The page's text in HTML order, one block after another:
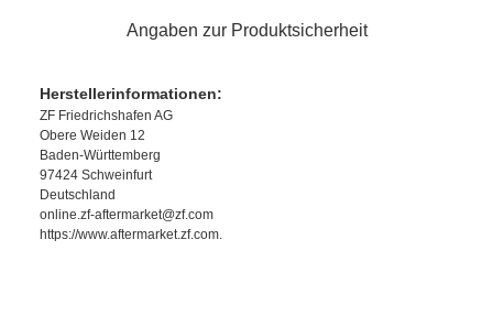
Angaben zur Produktsicherheit
Herstellerinformationen:
ZF Friedrichshafen AG
Obere Weiden 12
Baden-Württemberg
97424 Schweinfurt
Deutschland
online.zf-aftermarket@zf.com
https://www.aftermarket.zf.com.